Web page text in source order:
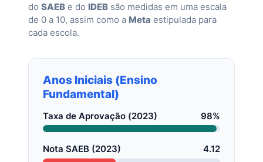
do SAEB e do IDEB são medidas em uma escala
de 0 a 10, assim como a Meta estipulada para
cada escola.
Anos Iniciais (Ensino
Fundamental)
Taxa de Aprovação (2023) 98%
Nota SAEB (2023) 4.12